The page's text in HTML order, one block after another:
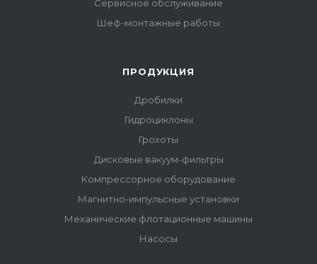
Сервисное обслуживание
Шеф-монтажные работы
ПРОДУКЦИЯ
Дробилки
Гидроциклоны
Грохоты
Дисковые вакуум-фильтры
Компрессорное оборудование
Магнитно-импульсные установки
Механические флотационные машины
Насосы